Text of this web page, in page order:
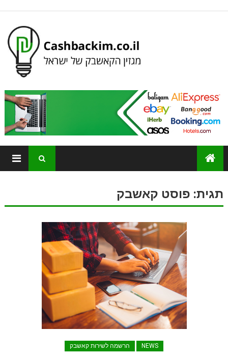
תגית: פוסט קאשבק
NEWS הרשמה לשירות קאשבק